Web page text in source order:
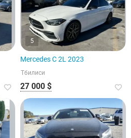
5
Mercedes C 2L 2023
Тбилиси
27 000 $